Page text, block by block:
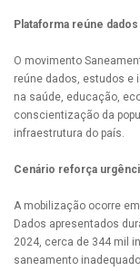
Plataforma reúne
O movimento
reúne dados, estudos e
na saúde, educação,
conscientização da
infraestrutura do país.
Cenário reforça
A mobilização ocorre
Dados apresentados
2024, cerca de 344 mil
saneamento